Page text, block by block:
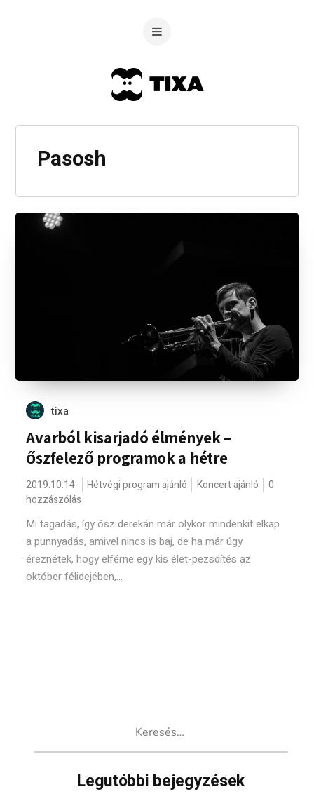
Pasosh
tixa
Avarból kisarjadó élmények –
őszfelező programok a hétre
2019.10.14. Hétvégi program ajánló Koncert ajánló
0
hozzászólás
Mi tagadás, így ősz derekán már olykor mindenkit elkap
a punnyadás, amivel nincs is baj, de ha már úgy
éreznétek, hogy elférne egy kis élet-pezsdítés az
október félidejében,...
Legutóbbi bejegyzések